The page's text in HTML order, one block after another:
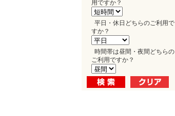
用ですか？
平日・休日どちらのご利用で
すか？
時間帯は昼間・夜間どちらの
ご利用ですか？